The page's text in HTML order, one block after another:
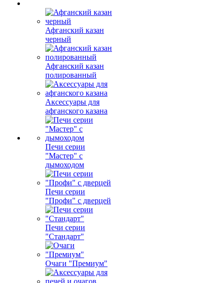
Афганский казан
черный
Афганский казан
полированный
Аксессуары для
афганского казана
Печи серии
"Мастер" с
дымоходом
Печи серии
"Профи" с дверцей
Печи серии
"Стандарт"
Очаги "Премиум"